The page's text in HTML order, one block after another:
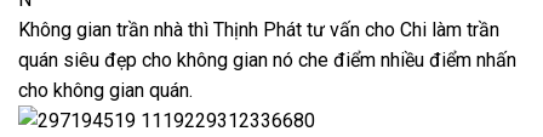
Không gian trần nhà thì Thịnh Phát tư vấn cho Chi làm trần
quán siêu đẹp cho không gian nó che điểm nhiều điểm nhấn
cho không gian quán.